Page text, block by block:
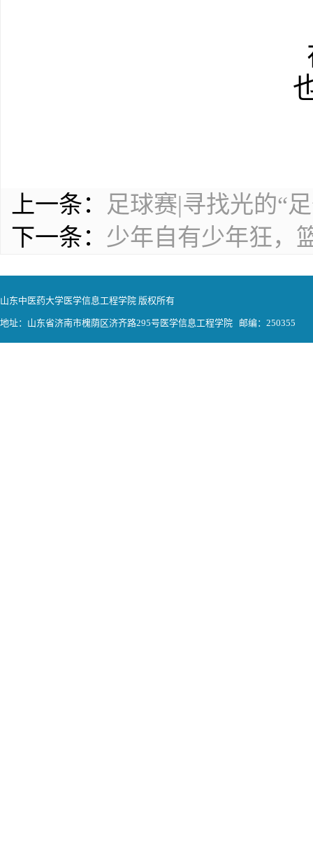
上一条：
足球赛|寻找光的“
下一条： 少年自有少年狂，
山东中医药大学医学信息工程学院 版权所有
地址：山东省济南市槐荫区济齐路295号医学信息工程学院 邮编：250355